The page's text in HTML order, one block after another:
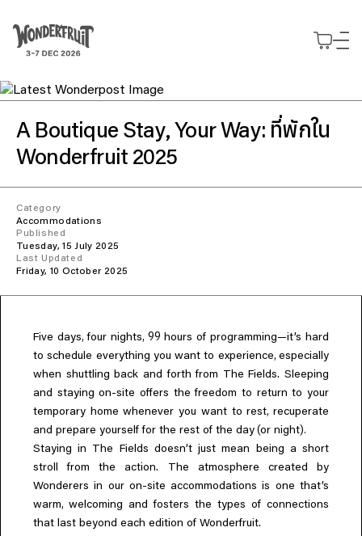
สรุปยอดชำระเงิน
ยอดก่อนรวมภาษี
ส่วนลด
ยอดรวมสุทธิ THB0
Use your preferred
Continue with Google
Continue with phone number
แนวคิด
GUIDING PRINCIPLES
พันธกิจ
แนวทางที่เป็นหัวใจของเรา
10 ปีแห่งการสร้างสรรค์
2025 Wonder Report
มองย้อนสิ่งที่เราทำในปีที่ผ่านมา
The Pineapple Eyes
ผองเพื่อนผู้ใกล้ชิดของเรา
Expressions
พื้นที่ของนักสร้างสรรค์
BEYOND THE FESTIVAL
Chapters Kyoto
22–25 ตุลาคม 2026
Field.D
20 ธันวาคม 2026
Camp Wonder
18–23 ธันวาคม 2026
Din Daen
29–31 มกราคม 2027
สำรวจ
รายละเอียดกิจกรรม
สำรวจโปรแกรม Wonderfruit 2026
สถานที่จัดกิจกรรม
พื้นที่สำหรับการแสดงออก
แกลเลอรี่
ภาพบรรยากาศจาก The Fields
ทุกข้อสงสัยของคุณมีคำตอบ
Directory
Everything A-Z
บัตร
ซื้อบัตร
จองประสบการณ์พิเศษล่วงหน้า
รถรับส่ง
บริการรับส่งถึง The Fields
ที่จอดรถ
ที่พัก
สุนทรียภาพแห่งการพักผ่อนในThe Fields
Boutique Camping
ความสะดวกสบายใกล้ชิดตัวงาน
General Camping
Wonderers ที่นำเต็นท์มาเอง
ร่วมงานกับเรา
ร่วมเป็นส่วนหนึ่งของ Wonderfruit 2026
Intermission
พื้นที่แจ้งเกิดสำหรับศิลปินอิสระ
งาน
A Boutique Stay,Your Way: ที่พักใน
Wonderfruit 2025
Category
Accommodations
Published
Tuesday, 15 July 2025
Last Updated
Friday, 10 October 2025
Five days,four nights, 99 hours of programming—it’s hard
to schedule everything you want to experience,especially
when shuttling back and forth from The Fields. Sleeping
and staying on-site offers the freedom to return to your
temporary home whenever you want to rest,recuperate
and prepare yourself for the rest of the day (or night).
Staying in The Fields doesn’t just mean being a short
stroll from the action. The atmosphere created by
Wonderers in our on-site accommodations is one that’s
warm, welcoming and fosters the types of connections
that last beyond each edition of Wonderfruit.